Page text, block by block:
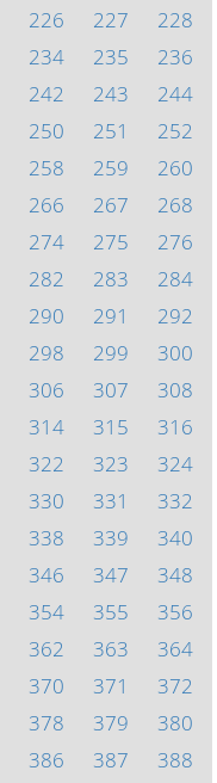
226 227
228
234 235
236
242 243
244
250 251
252
258 259
260
266 267
268
274 275
276
282 283
284
290 291
292
298 299
300
306 307
308
314 315
316
322 323
324
330 331
332
338 339
340
346 347
348
354 355
356
362 363
364
370 371
372
378 379
380
386 387 388